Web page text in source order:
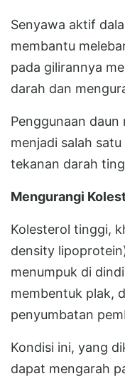
Senyawa aktif
membantu
pada gilirannya
darah dan
Penggunaan
menjadi salah
tekanan darah
Mengurangi
Kolesterol tinggi,
density
menumpuk di
membentuk plak,
penyumbatan
Kondisi ini, yang
dapat mengarah